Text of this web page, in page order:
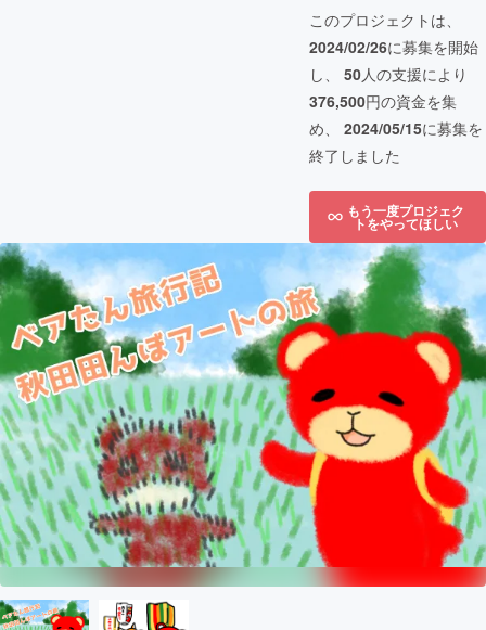
このプロジェクトは、
2024/02/26に募集を開始
し、 50人の支援により
376,500円の資金を集
め、 2024/05/15に募集を
終了しました
もう一度プロジェク
トをやってほしい